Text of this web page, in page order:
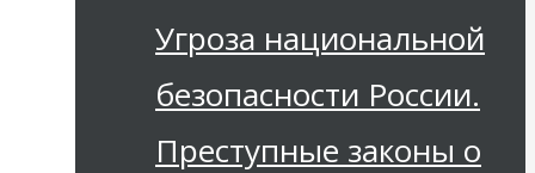
Угроза национальной
безопасности России.
Преступные законы о